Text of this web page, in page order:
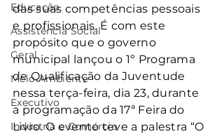
Educação
Assistência Social
Geral
Meio Ambiente
Executivo
Indústria e Comércio
das suas competências pessoais
e profissionais. É com este
propósito que o governo
municipal lançou o 1º Programa
de Qualificação da Juventude
nessa terça-feira, dia 23, durante
a programação da 17ª Feira do
Livro. O evento teve a palestra “O